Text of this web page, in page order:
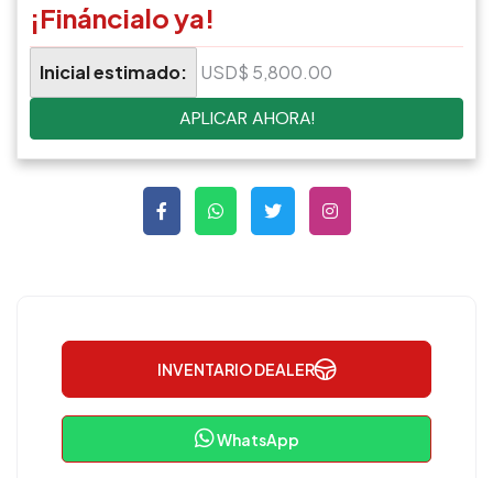
¡Fináncialo ya!
Inicial estimado:
USD$ 5,800.00
APLICAR AHORA!
INVENTARIO DEALER
WhatsApp